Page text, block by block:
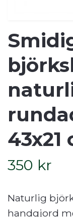
43x21
350 kr
Naturlig
handgjord